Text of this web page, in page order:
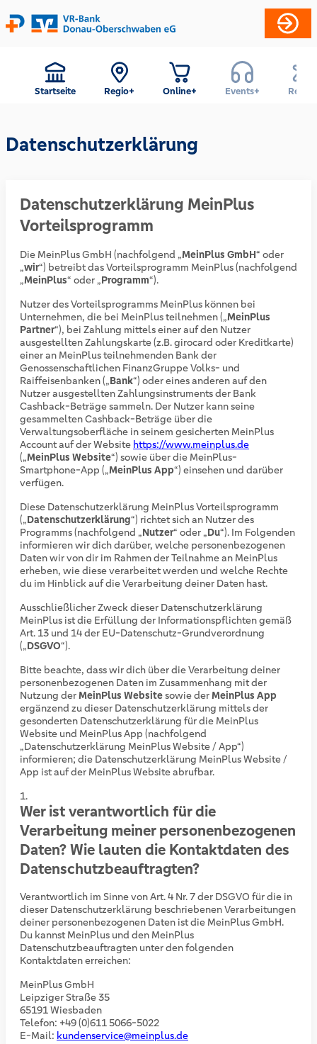
Startseite Regio+ Online+ Events+ Reise+
Datenschutzerklärung
Datenschutzerklärung MeinPlus
Vorteilsprogramm
Die MeinPlus GmbH (nachfolgend „MeinPlus GmbH“ oder
„wir“) betreibt das Vorteilsprogramm MeinPlus (nachfolgend
„MeinPlus“ oder „Programm“).
Nutzer des Vorteilsprogramms MeinPlus können bei
Unternehmen, die bei MeinPlus teilnehmen („MeinPlus
Partner“), bei Zahlung mittels einer auf den Nutzer
ausgestellten Zahlungskarte (z.B. girocard oder Kreditkarte)
einer an MeinPlus teilnehmenden Bank der
Genossenschaftlichen FinanzGruppe Volks- und
Raiffeisenbanken („Bank“) oder eines anderen auf den
Nutzer ausgestellten Zahlungsinstruments der Bank
Cashback-Beträge sammeln. Der Nutzer kann seine
gesammelten Cashback-Beträge über die
Verwaltungsoberfläche in seinem gesicherten MeinPlus
Account auf der Website https://www.meinplus.de
(„MeinPlus Website“) sowie über die MeinPlus-
Smartphone-App („MeinPlus App“) einsehen und darüber
verfügen.
Diese Datenschutzerklärung MeinPlus Vorteilsprogramm
(„Datenschutzerklärung“) richtet sich an Nutzer des
Programms (nachfolgend „Nutzer“ oder „Du“). Im Folgenden
informieren wir dich darüber, welche personenbezogenen
Daten wir von dir im Rahmen der Teilnahme an MeinPlus
erheben, wie diese verarbeitet werden und welche Rechte
du im Hinblick auf die Verarbeitung deiner Daten hast.
Ausschließlicher Zweck dieser Datenschutzerklärung
MeinPlus ist die Erfüllung der Informationspflichten gemäß
Art. 13 und 14 der EU-Datenschutz-Grundverordnung
(„DSGVO“).
Bitte beachte, dass wir dich über die Verarbeitung deiner
personenbezogenen Daten im Zusammenhang mit der
Nutzung derMeinPlus Websitesowie derMeinPlus App
ergänzend zu dieser Datenschutzerklärung mittels der
gesonderten Datenschutzerklärung für die MeinPlus
Website und MeinPlus App (nachfolgend
„Datenschutzerklärung MeinPlus Website / App“)
informieren; die Datenschutzerklärung MeinPlus Website /
App ist auf der MeinPlus Website abrufbar.
Wer ist verantwortlich für die
Verarbeitung meiner personenbezogenen
Daten? Wie lauten die Kontaktdaten des
Datenschutzbeauftragten?
Verantwortlich im Sinne von Art. 4 Nr. 7 der DSGVO für die in
dieser Datenschutzerklärung beschriebenen Verarbeitungen
deiner personenbezogenen Daten ist die MeinPlus GmbH.
Du kannst MeinPlus und den MeinPlus
Datenschutzbeauftragten unter den folgenden
Kontaktdaten erreichen:
MeinPlus GmbH
Leipziger Straße 35
65191 Wiesbaden
Telefon: +49 (0)611 5066-5022
E-Mail: kundenservice@meinplus.de